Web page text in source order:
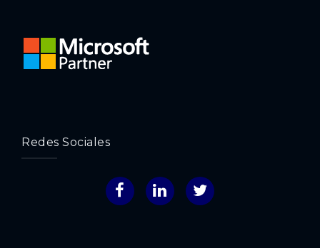
Redes Sociales
FacebookLinkedInTwitter